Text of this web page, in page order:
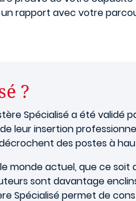
rapport avec votre
?
Spécialisé a été validé
leur insertion
des postes à
monde actuel, que ce
sont davantage
Spécialisé permet de